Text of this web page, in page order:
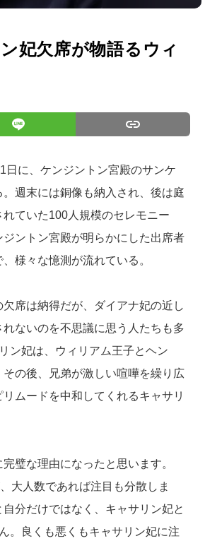
妃欠席が物語るウィ
に、ケンジントン宮殿のサンケ
週末には銅像も納入され、後は庭
ていた100人規模のセレモニー
ントン宮殿が明らかにした出席者
様々な憶測が流れている。
席は納得だが、ダイアナ妃の近し
ないのを不思議に思う人たちも多
ン妃は、ウィリアム王子とヘン
の後、兄弟が激しい喧嘩を繰り広
ムードを中和してくれるキャサリ
璧な理由になったと思います。
大人数であれば注目も分散しま
分だけではなく、キャサリン妃と
。良くも悪くもキャサリン妃に注